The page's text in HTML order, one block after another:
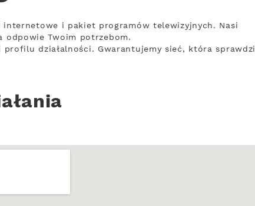
i pakiet programów telewizyjnych. Nasi
odpowie Twoim potrzebom.
działalności. Gwarantujemy sieć, która sprawdzi